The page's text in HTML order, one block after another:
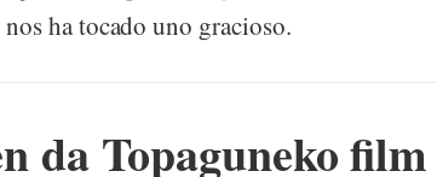
ha tocado uno gracioso.
da Topaguneko film